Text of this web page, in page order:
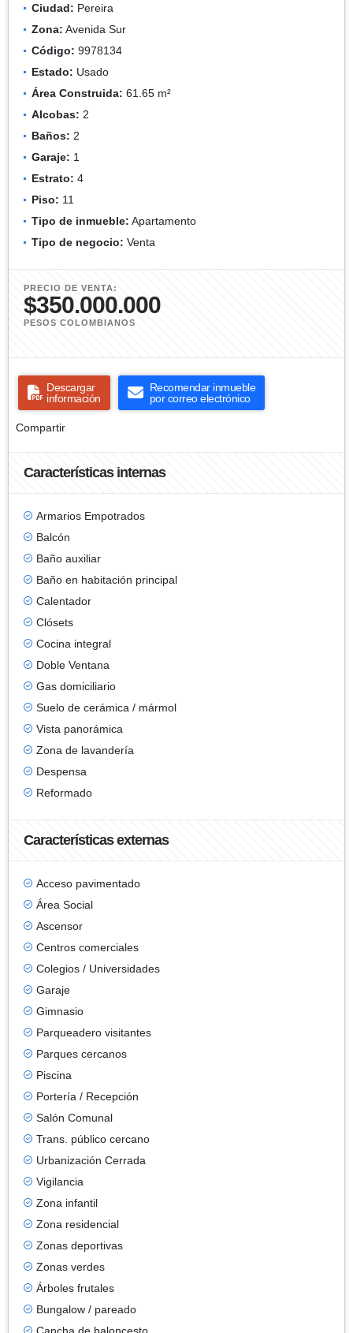
Ciudad: Pereira
Zona: Avenida Sur
Código: 9978134
Estado: Usado
Área Construida: 61.65 m²
Alcobas: 2
Baños: 2
Garaje: 1
Estrato: 4
Piso: 11
Tipo de inmueble: Apartamento
Tipo de negocio: Venta
PRECIO DE VENTA:
$350.000.000
PESOS COLOMBIANOS
Descargar
información
Recomendar inmueble
por correo electrónico
Compartir
Características internas
Armarios Empotrados
Balcón
Baño auxiliar
Baño en habitación principal
Calentador
Clósets
Cocina integral
Doble Ventana
Gas domiciliario
Suelo de cerámica / mármol
Vista panorámica
Zona de lavandería
Despensa
Reformado
Características externas
Acceso pavimentado
Área Social
Ascensor
Centros comerciales
Colegios / Universidades
Garaje
Gimnasio
Parqueadero visitantes
Parques cercanos
Piscina
Portería / Recepción
Salón Comunal
Trans. público cercano
Urbanización Cerrada
Vigilancia
Zona infantil
Zona residencial
Zonas deportivas
Zonas verdes
Árboles frutales
Bungalow / pareado
Cancha de baloncesto